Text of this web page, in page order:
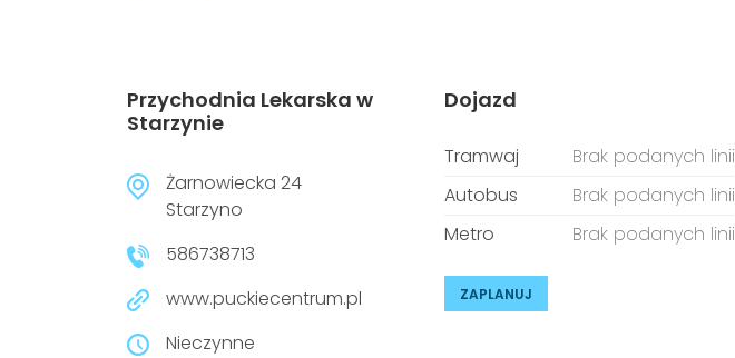
Przychodnia Lekarska w
Starzynie
Żarnowiecka 24
Starzyno
586738713
www.puckiecentrum.pl
Nieczynne
Dojazd
Tramwaj
Brak podanych linii
Autobus
Brak podanych linii
Metro
Brak podanych linii
ZAPLANUJ